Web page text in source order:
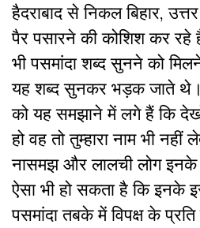
हैदराबाद से निकल बिहार,उत्तर
पैर पसारने की कोशिश कर रहे
भी पसमांदा शब्द सुनने को
यह शब्द सुनकर भड़क जाते थे।
को यह समझाने में लगे हैं कि
हो वह तो तुम्हारा नाम भी नहीं
नासमझ और लालची लोग इनके
ऐसा भी हो सकता है कि इनके
पसमांदा तबके में विपक्ष के प्रति